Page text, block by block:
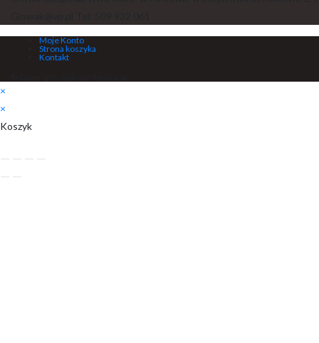
Moje Konto
Strona koszyka
Kontakt
×
×
Koszyk